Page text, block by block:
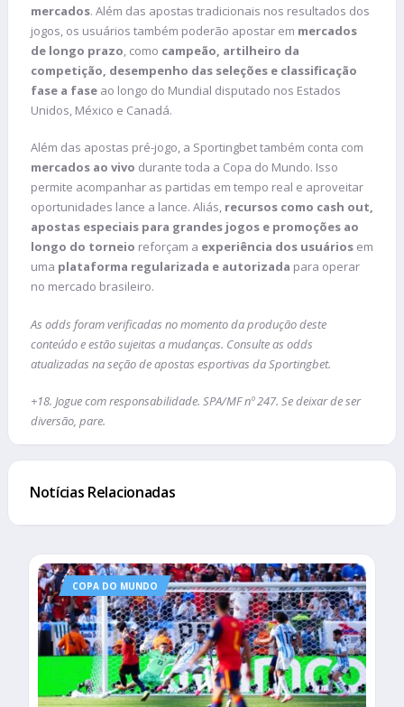
mercados. Além das apostas tradicionais nos resultados dos
jogos, os usuários também poderão apostar em mercados
de longo prazo, como campeão, artilheiro da
competição, desempenho das seleções e classificação
fase a fase ao longo do Mundial disputado nos Estados
Unidos, México e Canadá.
Além das apostas pré-jogo, a Sportingbet também conta com
mercados ao vivo durante toda a Copa do Mundo. Isso
permite acompanhar as partidas em tempo real e aproveitar
oportunidades lance a lance. Aliás, recursos como cash out,
apostas especiais para grandes jogos e promoções ao
longo do torneio reforçam a experiência dos usuários em
uma plataforma regularizada e autorizada para operar
no mercado brasileiro.
As odds foram verificadas no momento da produção deste
conteúdo e estão sujeitas a mudanças. Consulte as odds
atualizadas na seção de apostas esportivas da Sportingbet.
+18. Jogue com responsabilidade. SPA/MF nº 247. Se deixar de ser
diversão, pare.
Notícias Relacionadas
COPA DO MUNDO